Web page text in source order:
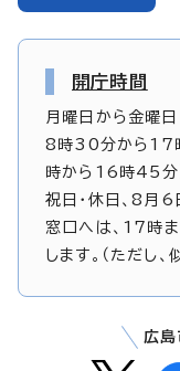
開庁時間
月曜日から金曜日
8時30分から17
時から16時45分
祝日・休日、8月
窓口へは、17時
します。（ただし
広